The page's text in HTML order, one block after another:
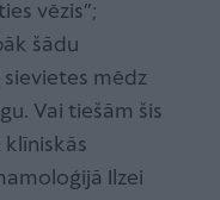
vēzis”;
šādu
mēdz
Vai tiešām šis
Ilzei